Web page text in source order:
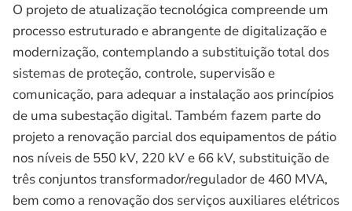
O projeto de atualização tecnológica compreende um
processo estruturado e abrangente de digitalização e
modernização, contemplando a substituição total dos
sistemas de proteção, controle, supervisão e
comunicação, para adequar a instalação aos princípios
de uma subestação digital. Também fazem parte do
projeto a renovação parcial dos equipamentos de pátio
nos níveis de 550 kV, 220 kV e 66 kV, substituição de
três conjuntos transformador/regulador de 460 MVA,
bem como a renovação dos serviços auxiliares elétricos